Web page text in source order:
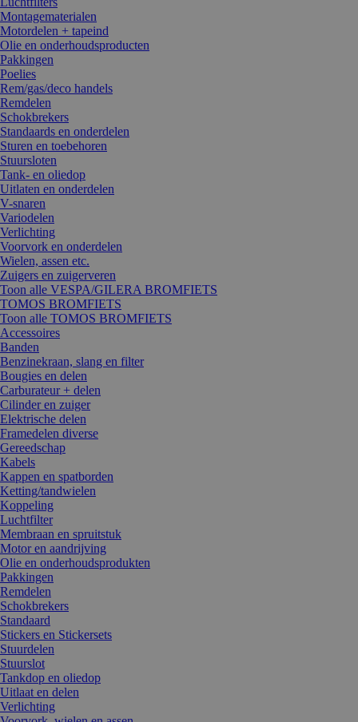
Montagematerialen
Motordelen + tapeind
Olie en onderhoudsproducten
Pakkingen
Poelies
Rem/gas/deco handels
Remdelen
Schokbrekers
Standaards en onderdelen
Sturen en toebehoren
Stuursloten
Tank- en oliedop
Uitlaten en onderdelen
V-snaren
Variodelen
Verlichting
Voorvork en onderdelen
Wielen, assen etc.
Zuigers en zuigerveren
Toon alle VESPA/GILERA BROMFIETS
TOMOS BROMFIETS
Toon alle TOMOS BROMFIETS
Accessoires
Banden
Benzinekraan, slang en filter
Bougies en delen
Carburateur + delen
Cilinder en zuiger
Elektrische delen
Framedelen diverse
Gereedschap
Kabels
Kappen en spatborden
Ketting/tandwielen
Koppeling
Luchtfilter
Membraan en spruitstuk
Motor en aandrijving
Olie en onderhoudsprodukten
Pakkingen
Remdelen
Schokbrekers
Standaard
Stickers en Stickersets
Stuurdelen
Stuurslot
Tankdop en oliedop
Uitlaat en delen
Verlichting